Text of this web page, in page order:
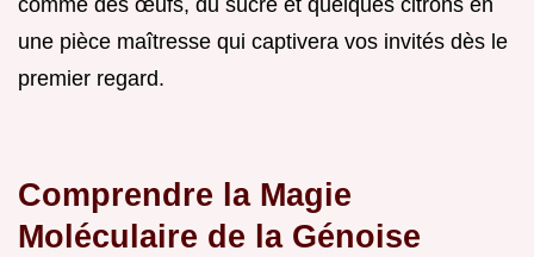
une pièce maîtresse qui captivera vos invités dès le
premier regard.
Comprendre la Magie
Moléculaire de la Génoise